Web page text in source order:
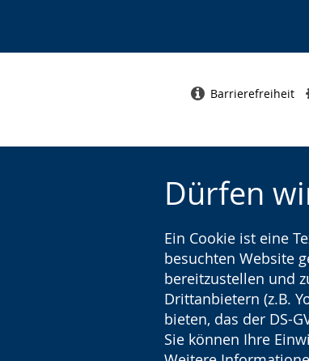
Dürfen
Ein Cookie ist eine
besuchten Website
bereitzustellen und
Drittanbietern (z.B.
bieten, das der DS-
Sie können Ihre
Barrierefreiheit